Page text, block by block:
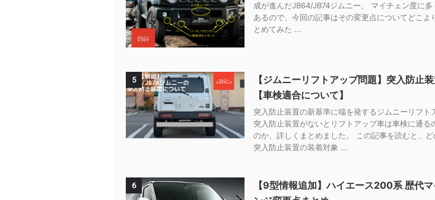
成が進んだJB64/JB74ジムニー。 マイチェン度に
あるので、今回の記事はその変更点についてどこよ
とめてみた ...
5
【ジムニーリフトアップ問題】突入防止
【車検適合について】
突入防止装置の新基準に端を発するジムニーリフト
突入防止装置がないとリフトアップ車は車検に通る
のか、詳しくまとめました。 この記事を読むと、
突入防止装置の装着対象 ...
6
【9型情報追加】ハイエース200系 歴代